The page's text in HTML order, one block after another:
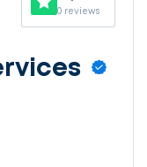
0 reviews